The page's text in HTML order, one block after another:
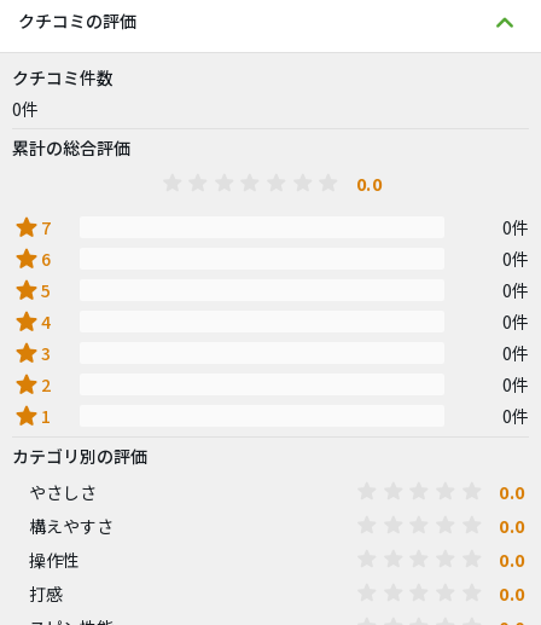
クチコミの評価
クチコミ件数
0件
累計の総合評価
0.0
star 7 0件
star 6 0件
star5 0件
star4 0件
star3 0件
star 2 0件
star 1
0件
カテゴリ別の評価
やさしさ
0.0
構えやすさ 0.0
操作性 0.0
打感 0.0